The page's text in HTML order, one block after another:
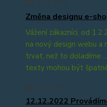
Změna designu e-
Vážení zákazníci, od
na nový design webu a
trvat, než to doladíme
texty mohou být
12.12.2022